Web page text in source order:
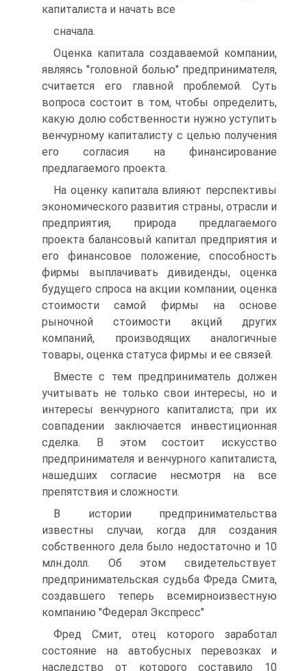
капиталиста и начать все
сначала.
Оценка капитала создаваемой компании,
являясь "головной болью" предпринимателя,
считается его главной проблемой. Суть
вопроса состоит в том, чтобы определить,
какую долю собственности нужно уступить
венчурному капиталисту с целью получения
его согласия на финансирование
предлагаемого проекта.
На оценку капитала влияют перспективы
экономического развития страны, отрасли и
предприятия, природа предлагаемого
проекта балансовый капитал предприятия и
его финансовое положение, способность
фирмы выплачивать дивиденды, оценка
будущего спроса на акции компании, оценка
стоимости самой фирмы на основе
рыночной стоимости акций других
компаний, производящих аналогичные
товары, оценка статуса фирмы и ее связей.
Вместе с тем предприниматель должен
учитывать не только свои интересы, но и
интересы венчурного капиталиста; при их
совпадении заключается инвестиционная
сделка. В этом состоит искусство
предпринимателя и венчурного капиталиста,
нашедших согласие несмотря на все
препятствия и сложности.
В истории предпринимательства
известны случаи, когда для создания
собственного дела было недостаточно и 10
млн.долл. Об этом свидетельствует
предпринимательская судьба Фреда Смита,
создавшего теперь всемирноизвестную
компанию "Федерал Экспресс"
Фред Смит, отец которого заработал
состояние на автобусных перевозках и
наследство от которого составило 10